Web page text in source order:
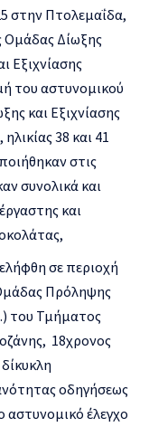
στην Πτολεμαΐδα,
Ομάδας Δίωξης
Εξιχνίασης
του αστυνομικού
και Εξιχνίασης
38 και 41
στις
συνολικά και
και
σε περιοχή
Πρόληψης
του Τμήματος
18χρονος
οδηγήσεως
αστυνομικό έλεγχο